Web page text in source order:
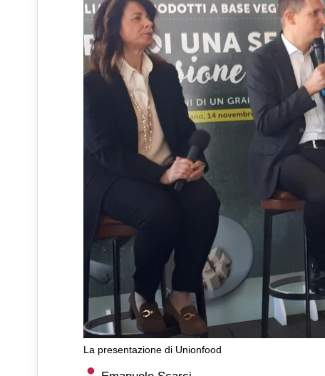
La presentazione di Unionfood